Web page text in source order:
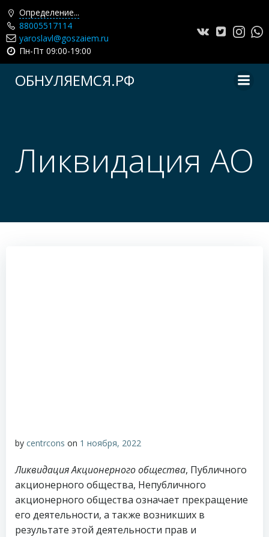
Определение...
88005517114
yaroslavl@goszaiem.ru
Пн-Пт 09:00-19:00
ОБНУЛЯЕМСЯ.РФ
Ликвидация АО
by centrcons on 1 ноября, 2022
Ликвидация Акционерного общества, Публичного
акционерного общества, Непубличного
акционерного общества означает прекращение
его деятельности, а также возникших в
результате этой деятельности прав и